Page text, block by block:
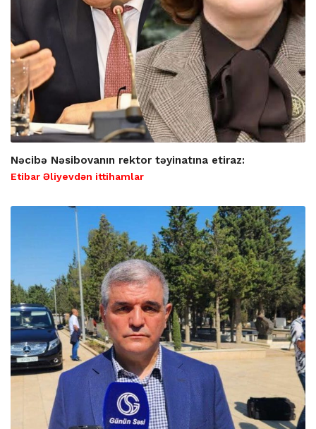
Nəcibə Nəsibovanın rektor təyinatına etiraz:
Etibar Əliyevdən ittihamlar